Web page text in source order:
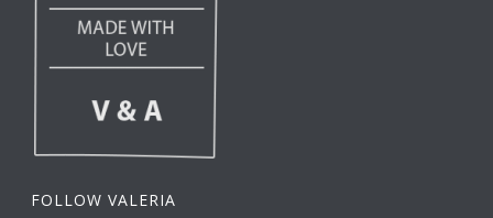
FOLLOW VALERIA